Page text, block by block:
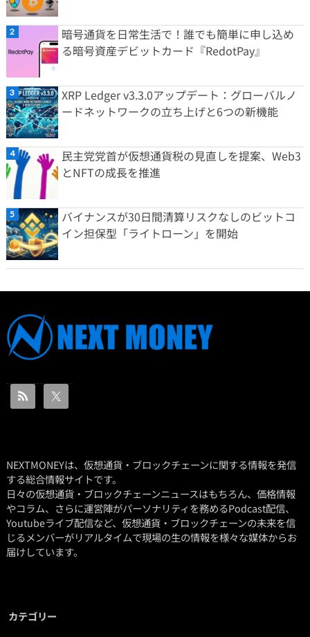
暗号通貨を日常生活で！誰でも簡単に申し込め
る暗号資産デビットカード『RedotPay』
XRP Ledger v3.3.0アップデート：グローバルノ
ードネットワークの立ち上げと6つの新機能
民主党党首が仮想通貨税の見直しを提案、Web3
とNFTの成長を推進
バイナンスが30日間清算リスクなしのビットコ
イン担保型「ライトローン」を開始
NEXTMONEYは、仮想通貨・ブロックチェーンに関する情報を発信
する総合情報サイトです。
日々の仮想通貨・ブロックチェーンニュースはもちろん、価格情報
やコラム、さらに運営陣がパーソナリティを務めるPodcast配信、
Youtubeライブ配信など、仮想通貨・ブロックチェーンの未来を信
じるメンバーがリアルタイムで現場の生の情報を様々な媒体からお
届けしています。
カテゴリー